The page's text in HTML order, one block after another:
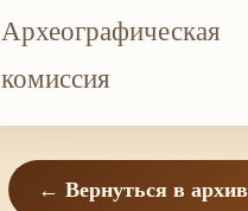
Археографическая
комиссия
← Вернуться в архив